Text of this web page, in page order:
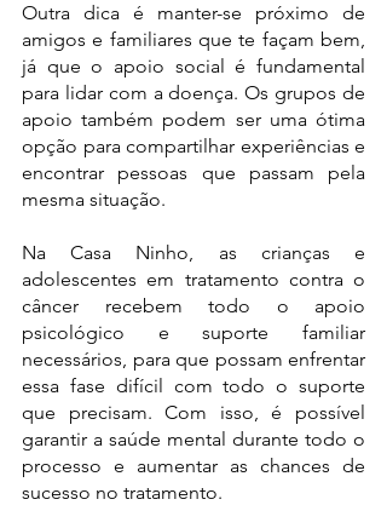
Outra dica é manter-se próximo de
amigos e familiares que te façam bem,
já que o apoio social é fundamental
para lidar com a doença. Os grupos de
apoio também podem ser uma ótima
opção para compartilhar experiências e
encontrar pessoas que passam pela
mesma situação.
Na Casa Ninho, as crianças e
adolescentes em tratamento contra o
câncer recebem todo o apoio
psicológico e suporte familiar
necessários, para que possam enfrentar
essa fase difícil com todo o suporte
que precisam. Com isso, é possível
garantir a saúde mental durante todo o
processo e aumentar as chances de
sucesso no tratamento.